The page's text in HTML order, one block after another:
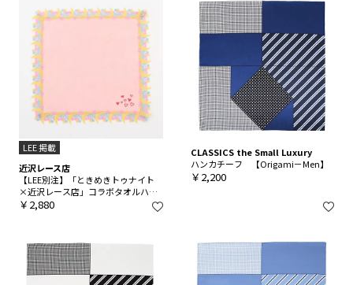
LEE 掲載
近沢レース店
【LEE別注】「ときめきトゥナイト
×近沢レース店」コラボタオルハン
カチ
￥2,880
CLASSICS the Small Luxury
ハンカチーフ 【Origami－Men】
￥2,200